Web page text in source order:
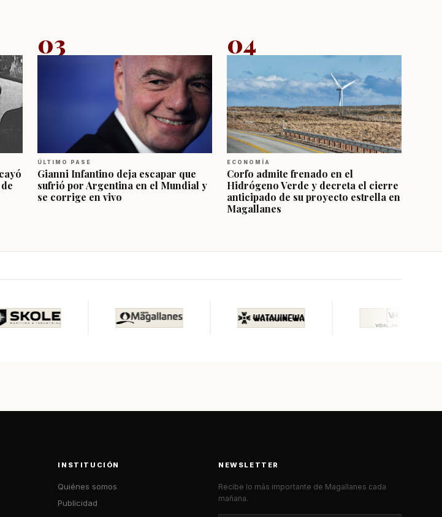
03
ÚLTIMO PASE
Gianni Infantino deja escapar que
sufrió por Argentina en el Mundial y
se corrige en vivo
04
ECONOMÍA
Corfo admite frenado en el
Hidrógeno Verde y decreta el cierre
anticipado de su proyecto estrella en
Magallanes
INSTITUCIÓN
Quiénes somos
Publicidad
NEWSLETTER
Recibe lo más importante de Magallanes cada
mañana.